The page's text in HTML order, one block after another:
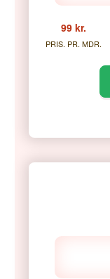
99 kr.
PRIS. PR. MDR.